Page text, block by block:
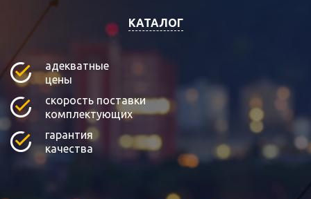
КАТАЛОГ
адекватные
цены
скорость поставки
комплектующих
гарантия
качества